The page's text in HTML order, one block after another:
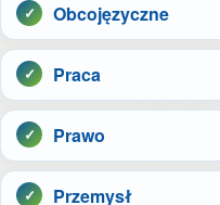
Obcojęzyczne
Praca
Prawo
Przemysł